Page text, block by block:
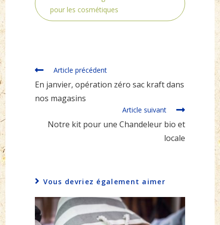
pour les cosmétiques
Read
articles
Article précédent
En janvier, opération zéro sac kraft dans
nos magasins
Article suivant
Notre kit pour une Chandeleur bio et
locale
Vous devriez également aimer